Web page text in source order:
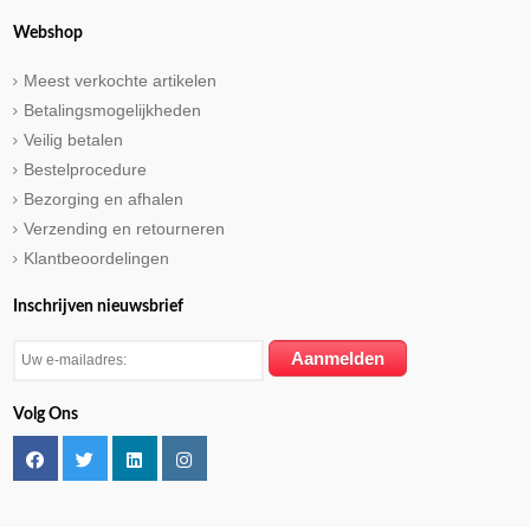
Webshop
Meest verkochte artikelen
Betalingsmogelijkheden
Veilig betalen
Bestelprocedure
Bezorging en afhalen
Verzending en retourneren
Klantbeoordelingen
Inschrijven nieuwsbrief
Volg Ons